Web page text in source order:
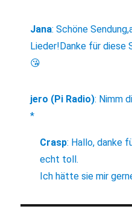
Jana:Schöne
Lieder!Danke für diese
😘
jero (Pi Radio): Nimm
*
Crasp: Hallo, danke
echt toll.
Ich hätte sie mir